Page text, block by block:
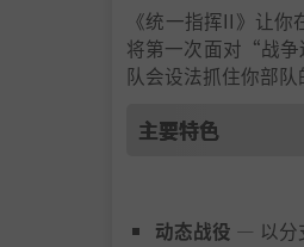
《统一指挥II》让
将第一次面对“战争
队会设法抓住你部队
主要特色
动态战役 — 以分